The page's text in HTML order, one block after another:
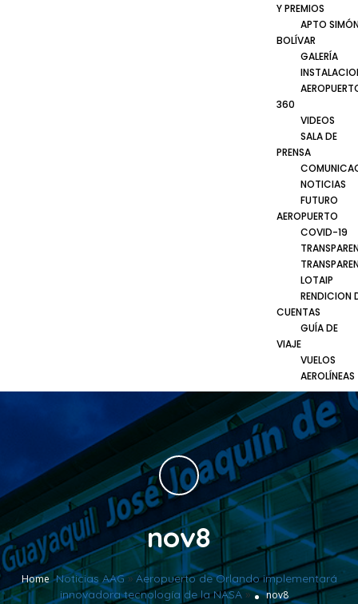
Y PREMIOS
APTO
BOLÍVAR
GALERÍA
360
VIDEOS
SALA DE
PRENSA
NOTICIAS
FUTURO
AEROPUERTO
COVID-19
LOTAIP
RENDICION
CUENTAS
GUÍA DE
VIAJE
VUELOS
AEROLÍNEAS
nov8
Home Noticias AAG»Aeropuerto de Orlando implementará
innovadora tecnología de la NASA» nov8